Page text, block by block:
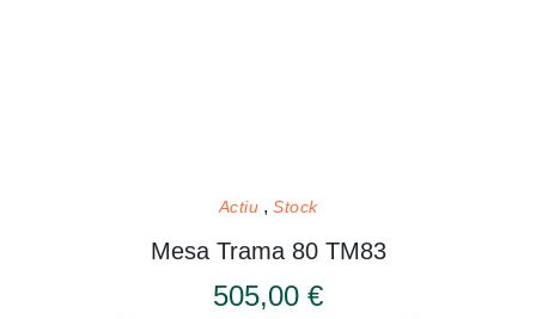
Actiu Stock
Mesa Trama 80 TM83
505,00 €